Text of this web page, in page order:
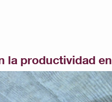
la productividad